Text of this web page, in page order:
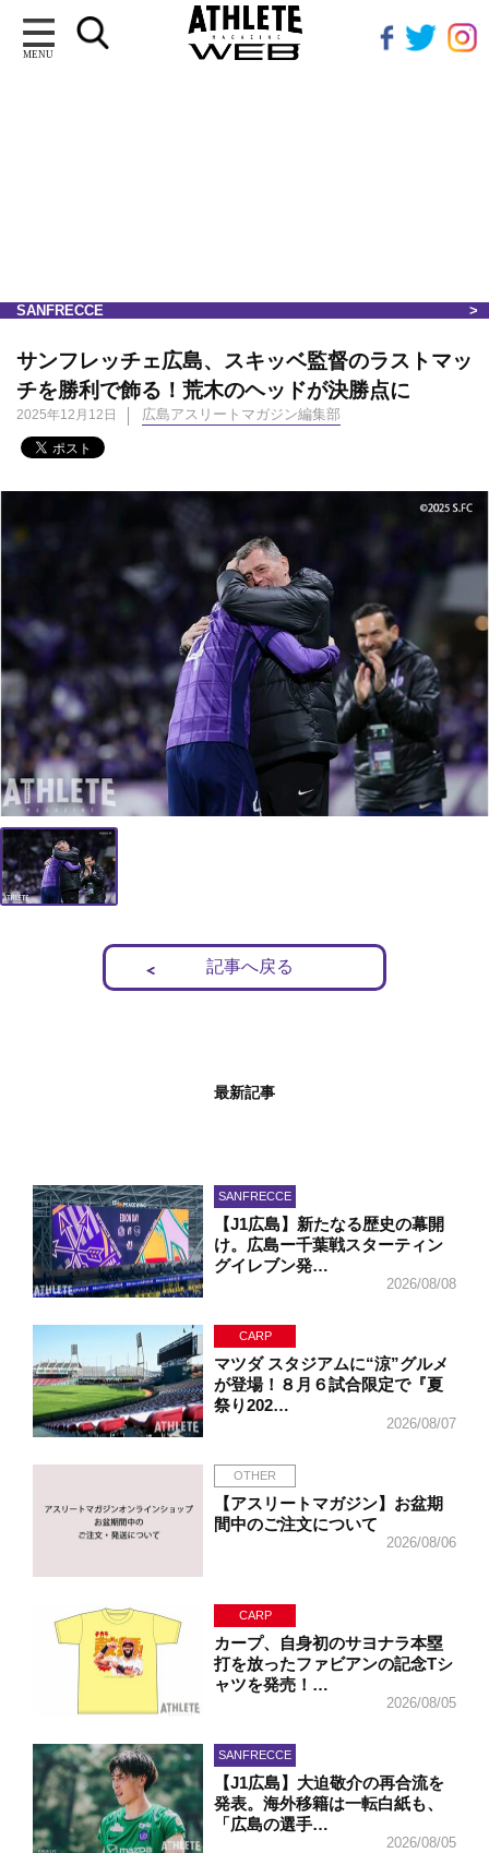
MENU
SANFRECCE
サンフレッチェ広島、スキッベ監督のラストマッ
チを勝利で飾る！荒木のヘッドが決勝点に
2025年12月12日 広島アスリートマガジン編集部
記事へ戻る
最新記事
SANFRECCE
【J1広島】新たなる歴史の幕開
け。広島ー千葉戦スターティン
グイレブン発…
2026/08/08
CARP
マツダ スタジアムに“涼”グルメ
が登場！８月６試合限定で『夏
祭り202…
2026/08/07
OTHER
【アスリートマガジン】お盆期
間中のご注文について
2026/08/06
CARP
カープ、自身初のサヨナラ本塁
打を放ったファビアンの記念Tシ
ャツを発売！…
2026/08/05
SANFRECCE
【J1広島】大迫敬介の再合流を
発表。海外移籍は一転白紙も、
「広島の選手…
2026/08/05